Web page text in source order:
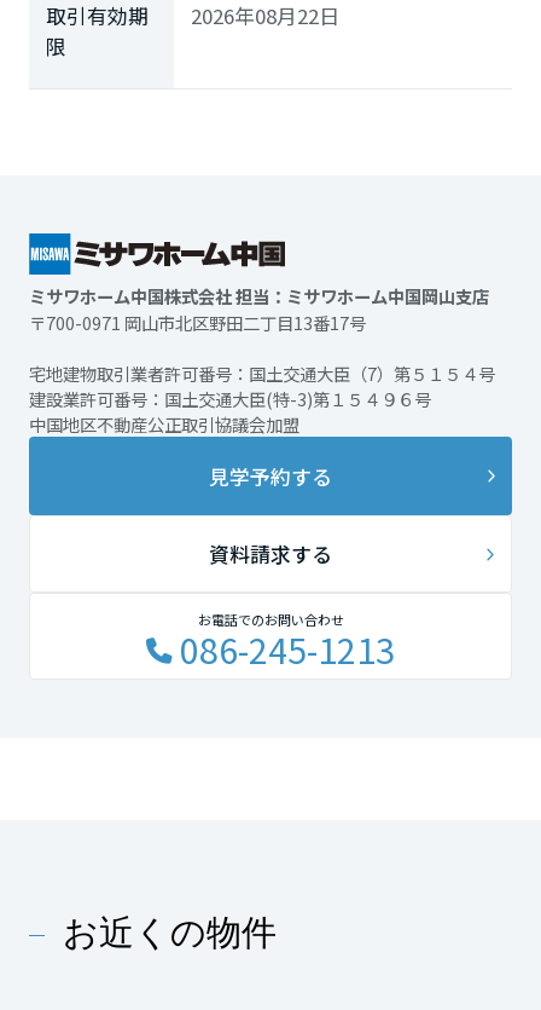
取引有効期
限
2026年08月22日
ミサワホーム中国株式会社 担当：ミサワホーム中国岡山支店
〒700-0971 岡山市北区野田二丁目13番17号
宅地建物取引業者許可番号：国土交通大臣（7）第５１５４号
建設業許可番号：国土交通大臣(特-3)第１５４９６号
中国地区不動産公正取引協議会加盟
見学予約する
資料請求する
お電話でのお問い合わせ
086-245-1213
お近くの物件